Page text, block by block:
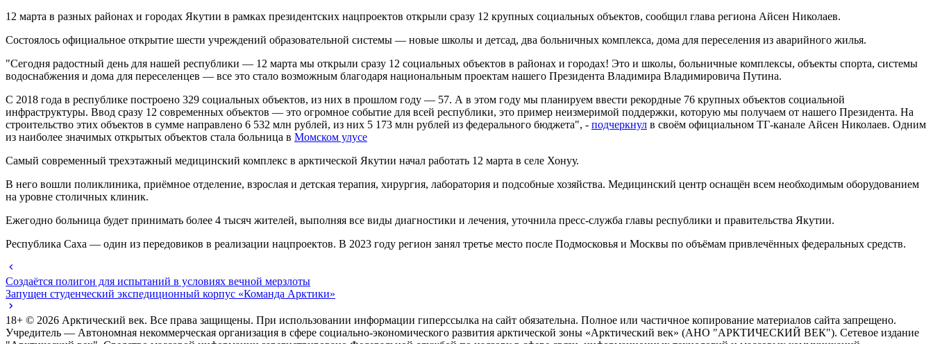
12 марта в разных районах и городах Якутии в рамках президентских нацпроектов открыли сразу 12 крупных социальных объектов, сообщил глава региона Айсен Николаев.
Состоялось официальное открытие шести учреждений образовательной системы — новые школы и детсад, два больничных комплекса, дома для переселения из аварийного жилья.
"Сегодня радостный день для нашей республики — 12 марта мы открыли сразу 12 социальных объектов в районах и городах! Это и школы, больничные комплексы, объекты спорта, системы
водоснабжения и дома для переселенцев — все это стало возможным благодаря национальным проектам нашего Президента Владимира Владимировича Путина.
С 2018 года в республике построено 329 социальных объектов, из них в прошлом году — 57. А в этом году мы планируем ввести рекордные 76 крупных объектов социальной
инфраструктуры. Ввод сразу 12 современных объектов — это огромное событие для всей республики, это пример неизмеримой поддержки, которую мы получаем от нашего Президента. На
строительство этих объектов в сумме направлено 6 532 млн рублей, из них 5 173 млн рублей из федерального бюджета", - подчеркнул в своём официальном ТГ-канале Айсен Николаев. Одним
из наиболее значимых открытых объектов стала больница в Момском улусе
Самый современный трехэтажный медицинский комплекс в арктической Якутии начал работать 12 марта в селе Хонуу.
В него вошли поликлиника, приёмное отделение, взрослая и детская терапия, хирургия, лаборатория и подсобные хозяйства. Медицинский центр оснащён всем необходимым оборудованием
на уровне столичных клиник.
Ежегодно больница будет принимать более 4 тысяч жителей, выполняя все виды диагностики и лечения, уточнила пресс-служба главы республики и правительства Якутии.
Республика Саха — один из передовиков в реализации нацпроектов. В 2023 году регион занял третье место после Подмосковья и Москвы по объёмам привлечённых федеральных средств.
Создаётся полигон для испытаний в условиях вечной мерзлоты
Запущен студенческий экспедиционный корпус «Команда Арктики»
18+ © 2026 Арктический век. Все права защищены. При использовании информации гиперссылка на сайт обязательна. Полное или частичное копирование материалов сайта запрещено.
Учредитель — Автономная некоммерческая организация в сфере социально-экономического развития арктической зоны «Арктический век» (АНО "АРКТИЧЕСКИЙ ВЕК"). Сетевое издание